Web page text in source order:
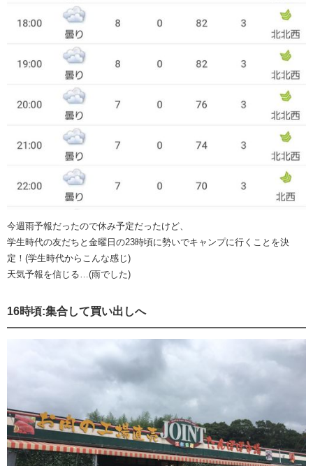
今週雨予報だったので休み予定だったけど、
学生時代の友だちと金曜日の23時頃に勢いでキャンプに行くことを決
定！(学生時代からこんな感じ)
天気予報を信じる…(雨でした)
16時頃:集合して買い出しへ